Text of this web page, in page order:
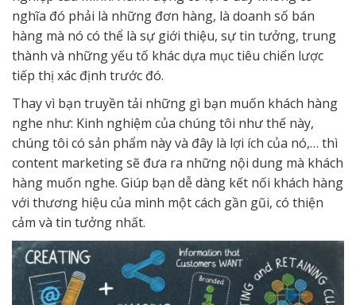
nghĩa đó phải là những đơn hàng, là doanh số bán
hàng mà nó có thể là sự giới thiệu, sự tin tưởng, trung
thành và những yếu tố khác dựa mục tiêu chiến lược
tiếp thị xác định trước đó.
Thay vì bạn truyền tải những gì bạn muốn khách hàng
nghe như: Kinh nghiệm của chúng tôi như thế này,
chúng tôi có sản phẩm này và đây là lợi ích của nó,… thì
content marketing sẽ đưa ra những nội dung mà khách
hàng muốn nghe. Giúp bạn dễ dàng kết nối khách hàng
với thương hiệu của mình một cách gần gũi, có thiện
cảm và tin tưởng nhất.